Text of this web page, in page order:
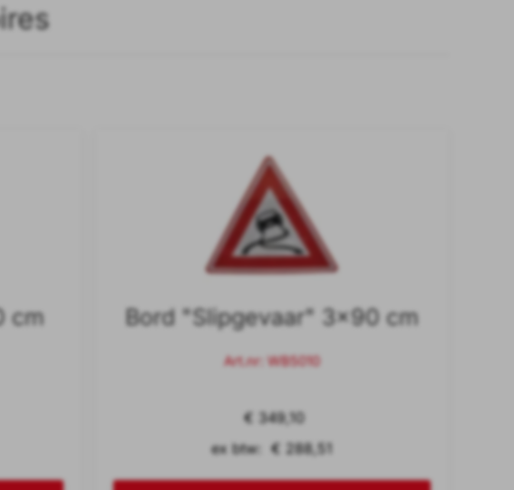
cm Bord "Slipgevaar" 3x90 cm
Art.nr: WB5010
€ 349,10
ex btw: € 288,51